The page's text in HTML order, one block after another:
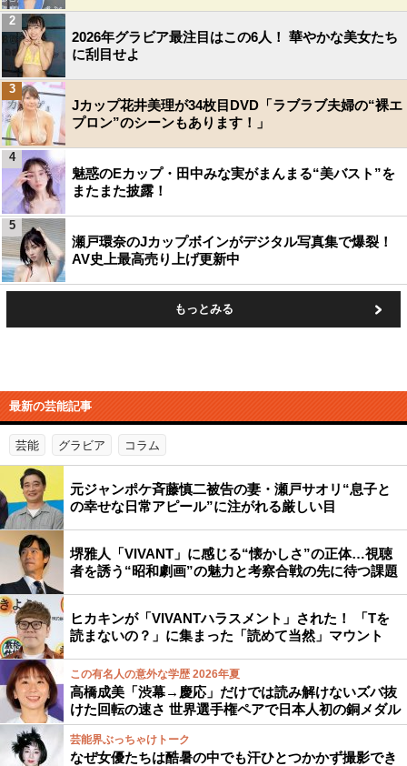
2026年グラビア最注目はこの6人！ 華やかな美女たち
に刮目せよ
2
Jカップ花井美理が34枚目DVD「ラブラブ夫婦の“裸エ
プロン”のシーンもあります！」
3
魅惑のEカップ・田中みな実がまんまる“美バスト”を
またまた披露！
4
瀬戸環奈のJカップボインがデジタル写真集で爆裂！
AV史上最高売り上げ更新中
5
もっとみる
最新の芸能記事
芸能 グラビア コラム
元ジャンポケ斉藤慎二被告の妻・瀬戸サオリ“息子と
の幸せな日常アピール”に注がれる厳しい目
堺雅人「VIVANT」に感じる“懐かしさ”の正体…視聴
者を誘う“昭和劇画”の魅力と考察合戦の先に待つ課題
ヒカキンが「VIVANTハラスメント」された！ 「Tを
読まないの？」に集まった「読めて当然」マウント
この有名人の意外な学歴 2026年夏
高橋成美「渋幕→慶応」だけでは読み解けないズバ抜
けた回転の速さ 世界選手権ペアで日本人初の銅メダル
芸能界ぶっちゃけトーク
なぜ女優たちは酷暑の中でも汗ひとつかかず撮影でき